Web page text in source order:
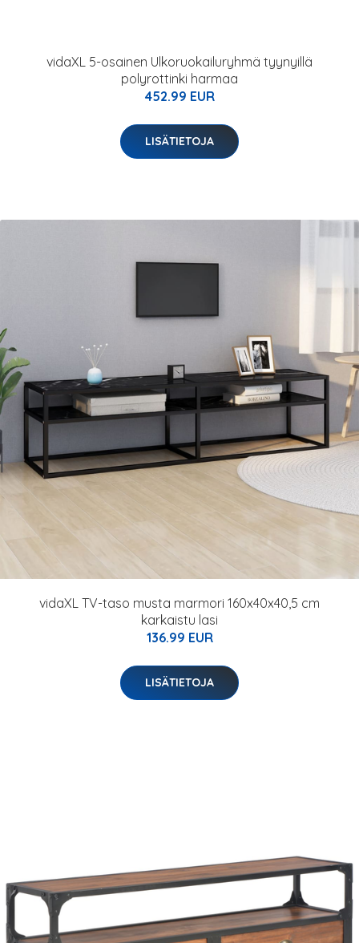
vidaXL 5-osainen Ulkoruokailuryhmä tyynyillä
polyrottinki harmaa
452.99 EUR
LISÄTIETOJA
vidaXL TV-taso musta marmori 160x40x40,5 cm
karkaistu lasi
136.99 EUR
LISÄTIETOJA